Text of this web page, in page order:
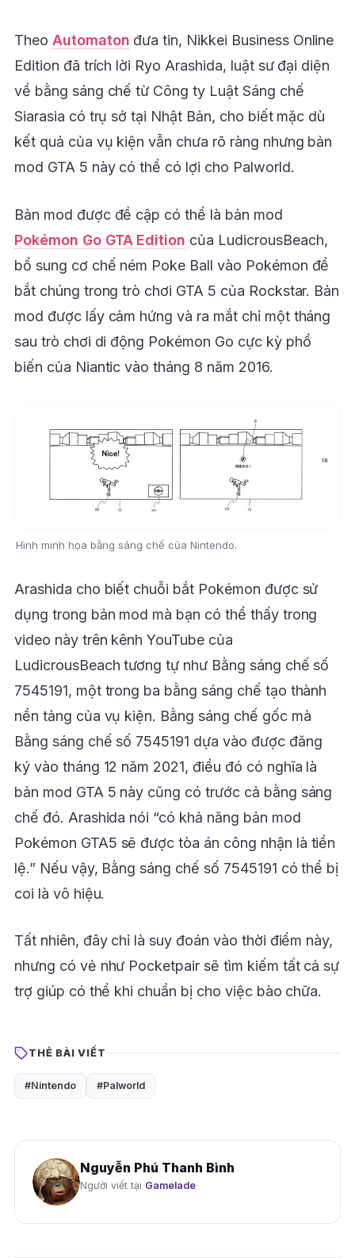
Theo Automaton đưa tin, Nikkei Business Online
Edition đã trích lời Ryo Arashida, luật sư đại diện
về bằng sáng chế từ Công ty Luật Sáng chế
Siarasia có trụ sở tại Nhật Bản, cho biết mặc dù
kết quả của vụ kiện vẫn chưa rõ ràng nhưng bản
mod GTA 5 này có thể có lợi cho Palworld.
Bản mod được đề cập có thể là bản mod
Pokémon Go GTA Edition của LudicrousBeach,
bổ sung cơ chế ném Poke Ball vào Pokémon để
bắt chúng trong trò chơi GTA 5 của Rockstar. Bản
mod được lấy cảm hứng và ra mắt chỉ một tháng
sau trò chơi di động Pokémon Go cực kỳ phổ
biến của Niantic vào tháng 8 năm 2016.
Hình minh họa bằng sáng chế của Nintendo.
Arashida cho biết chuỗi bắt Pokémon được sử
dụng trong bản mod mà bạn có thể thấy trong
video này trên kênh YouTube của
LudicrousBeach tương tự như Bằng sáng chế số
7545191, một trong ba bằng sáng chế tạo thành
nền tảng của vụ kiện. Bằng sáng chế gốc mà
Bằng sáng chế số 7545191 dựa vào được đăng
ký vào tháng 12 năm 2021, điều đó có nghĩa là
bản mod GTA 5 này cũng có trước cả bằng sáng
chế đó. Arashida nói “có khả năng bản mod
Pokémon GTA5 sẽ được tòa án công nhận là tiền
lệ.” Nếu vậy, Bằng sáng chế số 7545191 có thể bị
coi là vô hiệu.
Tất nhiên, đây chỉ là suy đoán vào thời điểm này,
nhưng có vẻ như Pocketpair sẽ tìm kiếm tất cả sự
trợ giúp có thể khi chuẩn bị cho việc bào chữa.
THẺ BÀI VIẾT
#Nintendo #Palworld
Nguyễn Phú Thanh Bình
Người viết tại Gamelade